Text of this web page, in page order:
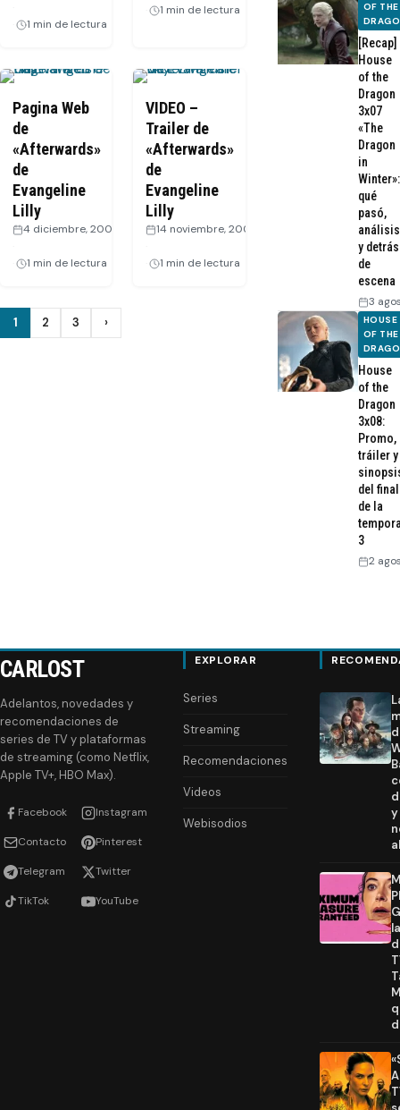
1 min de lectura
1 min de lectura
Pagina Web
de
«Afterwards»
de
Evangeline
Lilly
4 diciembre, 2008
1 min de lectura
VIDEO –
Trailer de
«Afterwards»
de
Evangeline
Lilly
14 noviembre, 2008
1 min de lectura
Paginación
1 2 3 ›
OF THE
[Recap]
House
of the
Dragon
3x07
«The
Dragon
in
Winter»:
qué
pasó,
análisis
y detrás
de
escena
3
HOUSE
OF THE
House
of the
Dragon
3x08:
Promo,
tráiler y
del final
de la
3
2
CARLOST
Adelantos, novedades y
recomendaciones de
series de TV y plataformas
de streaming (como Netflix,
Apple TV+, HBO Max).
Facebook Instagram
Contacto Pinterest
Telegram Twitter
TikTok YouTube
EXPLORAR
Series
Streaming
Recomendaciones
Videos
Webisodios
y